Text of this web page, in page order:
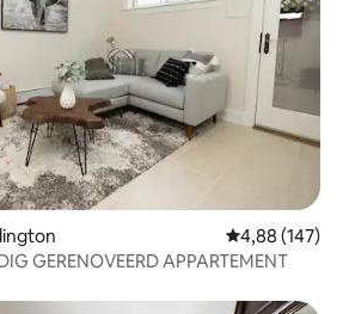
Gemiddelde
4,88 (147)
GERENOVEERD APPARTEMENT